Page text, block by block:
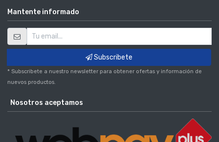
Mantente informado
Subscribete
* Subscribete a nuestro newsletter para obtener ofertas y información de
nuevos productos.
Nosotros aceptamos